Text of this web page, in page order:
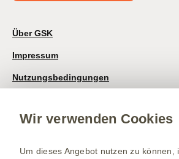
Über GSK
Impressum
Nutzungsbedingungen
Kontakt/Nebenwirkung melden
Wir verwenden Cookies
Um dieses Angebot nutzen zu können,